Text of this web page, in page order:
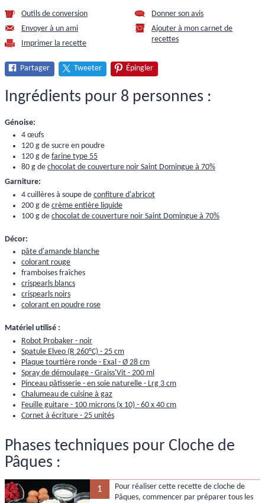
Outils de conversion
Envoyer à un ami
Imprimer la recette
Donner son avis
Ajouter à mon carnet de
recettes
Partager Tweeter Épingler
Ingrédients pour 8 personnes :
Génoise:
4 œufs
120 g de sucre en poudre
120 g de farine type 55
80 g de chocolat de couverture noir Saint Domingue à 70%
Garniture:
4 cuillères à soupe de confiture d'abricot
200 g de crème entière liquide
100 g de chocolat de couverture noir Saint Domingue à 70%
Décor:
pâte d'amande blanche
colorant rouge
framboises fraîches
crispearls blancs
crispearls noirs
colorant en poudre rose
Matériel utilisé :
Robot Probaker - noir
Spatule Elveo (R 260°C) - 25 cm
Plaque tourtière ronde - Exal - Ø 28 cm
Spray de démoulage - Graiss'Vit - 200 ml
Pinceau pâtisserie - en soie naturelle - Lrg 3 cm
Chalumeau de cuisine à gaz
Feuille guitare - 100 microns (x 10) - 60 x 40 cm
Cornet à écriture - 25 unités
Phases techniques pour Cloche de
Pâques :
1
Pour réaliser cette recette de cloche de
Pâques, commencer par préparer tous les